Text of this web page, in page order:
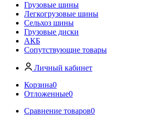
Грузовые шины
Легкогрузовые шины
Сельхоз шины
Грузовые диски
АКБ
Сопутствующие товары
Личный кабинет
Корзина0
Отложенные0
Сравнение товаров0